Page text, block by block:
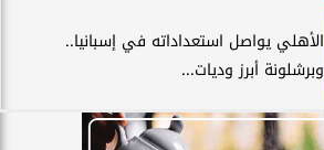
الأهلي يواصل استعداداته في إسبانيا..
وبرشلونة أبرز وديات...